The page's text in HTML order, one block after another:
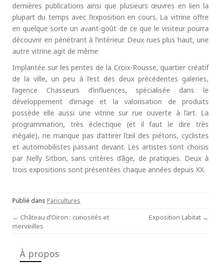
dernières publications ainsi que plusieurs œuvres en lien la
plupart du temps avec l’exposition en cours. La vitrine offre
en quelque sorte un avant-goût de ce que le visiteur pourra
découvrir en pénétrant à l’intérieur. Deux rues plus haut, une
autre vitrine agit de même
Implantée sur les pentes de la Croix-Rousse, quartier créatif
de la ville, un peu à l’est des deux précédentes galeries,
l’agence Chasseurs d’influences, spécialisée dans le
développement d’image et la valorisation de produits
possède elle aussi une vitrine sur rue ouverte à l’art. La
programmation, très éclectique (et il faut le dire très
inégale), ne manque pas d’attirer l’œil des piétons, cyclistes
et automobilistes passant devant. Les artistes sont choisis
par Nelly Sitbon, sans critères d’âge, de pratiques. Deux à
trois expositions sont présentées chaque années depuis XX.
Publié dans Paricultures
Post
← Château d’Oiron : curiosités et
merveilles
Exposition Labitat →
À propos